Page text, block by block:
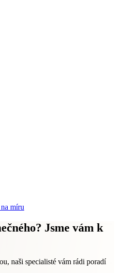
míru
Jsme vám k
naši specialisté vám rádi poradí